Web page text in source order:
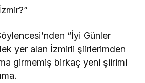
“İyi Günler
yer alan İzmirli şiirlerimden
girmemiş birkaç yeni şiirimi